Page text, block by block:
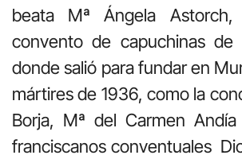
beata Mª Ángela Astorch,
convento de capuchinas de
donde salió para fundar en
mártires de 1936, como la
Borja, Mª del Carmen
franciscanos conventuales